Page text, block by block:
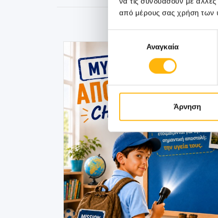
από μέρους σας χρήση των
συγκατάθεσηςΑναγκαία
Άρνηση